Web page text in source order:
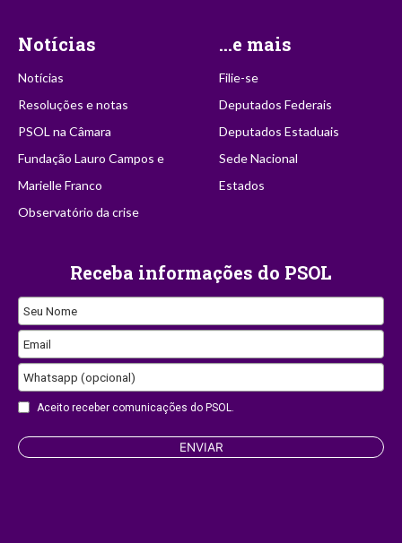
Notícias
Notícias
Resoluções e notas
PSOL na Câmara
Fundação Lauro Campos e
Marielle Franco
Observatório da crise
...e mais
Filie-se
Deputados Federais
Deputados Estaduais
Sede Nacional
Estados
Receba informações do PSOL
Seu Nome
Email
Whatsapp (opcional)
EmailAceito receber comunicações do PSOL.
ENVIAR